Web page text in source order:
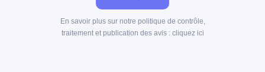
En savoir plus sur notre politique de contrôle,
traitement et publication des avis : cliquez ici